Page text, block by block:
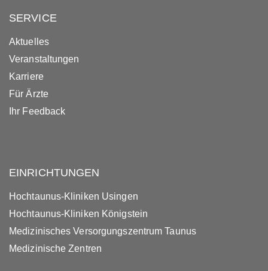
SERVICE
Aktuelles
Veranstaltungen
Karriere
Für Ärzte
Ihr Feedback
EINRICHTUNGEN
Hochtaunus-Kliniken Usingen
Hochtaunus-Kliniken Königstein
Medizinisches Versorgungszentrum Taunus
Medizinische Zentren